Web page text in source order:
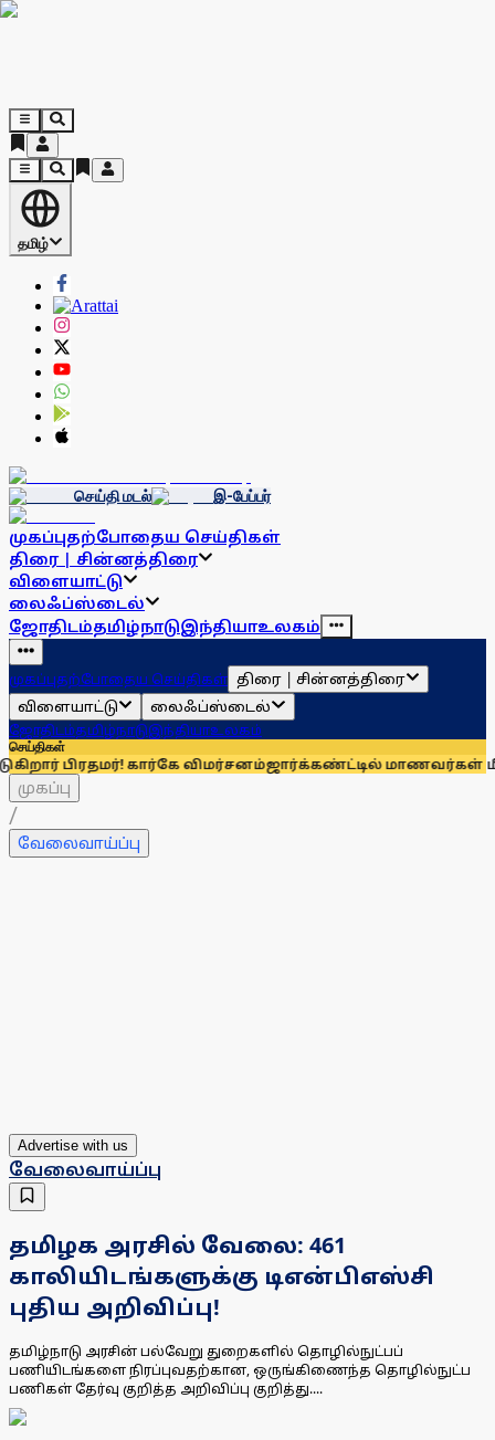
தமிழ்
செய்தி மடல் இ-பேப்பர்
முகப்புதற்போதைய செய்திகள்
திரை | சின்னத்திரை
விளையாட்டு
லைஃப்ஸ்டைல்
ஜோதிடம்தமிழ்நாடுஇந்தியாஉலகம்
முகப்புதற்போதைய செய்திகள் திரை | சின்னத்திரை
விளையாட்டு
லைஃப்ஸ்டைல்
ஜோதிடம்தமிழ்நாடுஇந்தியாஉலகம்
செய்திகள்
கார்கே விமர்சனம்ஜார்க்கண்ட்டில் மாணவர்கள் மீதான வன்முறை
முகப்பு
/
வேலைவாய்ப்பு
Advertise with us
வேலைவாய்ப்பு
தமிழக அரசில் வேலை: 461
காலியிடங்களுக்கு டிஎன்பிஎஸ்சி
புதிய அறிவிப்பு!
தமிழ்நாடு அரசின் பல்வேறு துறைகளில் தொழில்நுட்பப்
பணியிடங்களை நிரப்புவதற்கான, ஒருங்கிணைந்த தொழில்நுட்ப
பணிகள் தேர்வு குறித்த அறிவிப்பு குறித்து....